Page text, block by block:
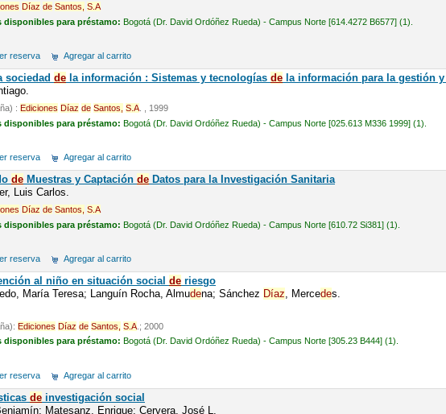
Díaz de Santos, S.A
disponibles para préstamo: Bogotá (Dr. David Ordóñez Rueda) - Campus Norte [614.4272 B6577] (1).
reserva Agregar al carrito
sociedad dela información : Sistemas y tecnologías dela información para la gestión y
: Ediciones Díaz de Santos, S.A. , 1999
disponibles para préstamo: Bogotá (Dr. David Ordóñez Rueda) - Campus Norte [025.613 M336 1999] (1).
reserva Agregar al carrito
deMuestras y Captación deDatos para la Investigación Sanitaria
Luis Carlos.
Díaz de Santos, S.A
disponibles para préstamo: Bogotá (Dr. David Ordóñez Rueda) - Campus Norte [610.72 Si381] (1).
reserva Agregar al carrito
al niño en situación social deriesgo
María Teresa; Languín Rocha, Almudena; Sánchez Díaz , Mercedes.
Ediciones Díaz de Santos, S.A.; 2000
disponibles para préstamo: Bogotá (Dr. David Ordóñez Rueda) - Campus Norte [305.23 B444] (1).
reserva Agregar al carrito
deinvestigación social
Matesanz, Enrique; Cervera, José L.